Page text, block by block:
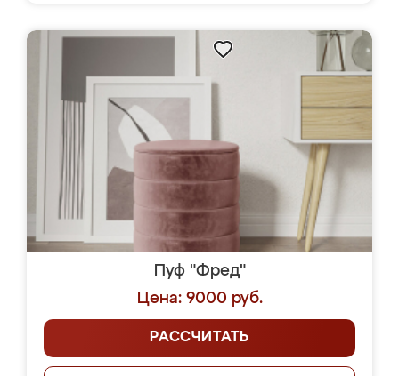
Пуф "Фред"
Цена: 9000 руб.
РАССЧИТАТЬ